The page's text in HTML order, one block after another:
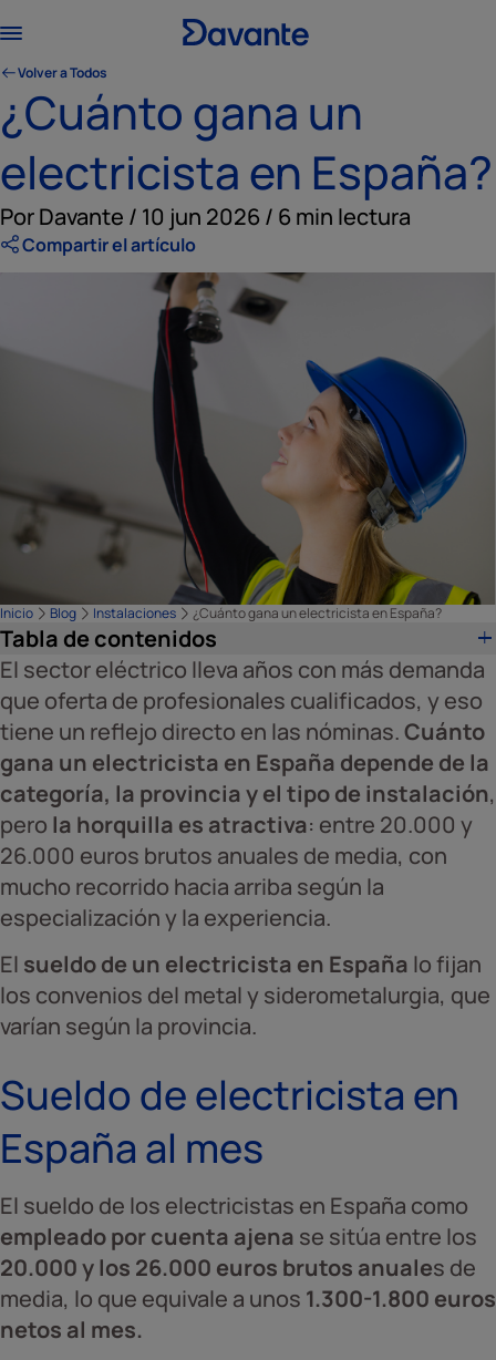
Volver a Todos
¿Cuánto gana un
electricista en España?
Por Davante / 10 jun 2026 / 6 min lectura
Compartir el artículo
Inicio Blog Instalaciones ¿Cuánto gana un electricista en España?
Tabla de contenidos
El sector eléctrico lleva años con más demanda
que oferta de profesionales cualificados, y eso
tiene un reflejo directo en las nóminas.Cuánto
gana un electricista en España depende de la
categoría, la provincia y el tipo de instalación,
pero la horquilla es atractiva: entre 20.000 y
26.000 euros brutos anuales de media, con
mucho recorrido hacia arriba según la
especialización y la experiencia.
El sueldo de un electricista en España lo fijan
los convenios del metal y siderometalurgia, que
varían según la provincia.
Sueldo de electricista en
España al mes
El sueldo de los electricistas en España como
empleado por cuenta ajena se sitúa entre los
20.000 y los 26.000 euros brutos anuales de
media, lo que equivale a unos 1.300-1.800 euros
netos al mes.